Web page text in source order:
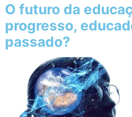
O futuro da
progresso,
passado?